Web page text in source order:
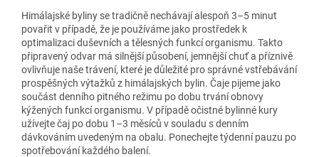
Himálajské byliny se tradičně nechávají alespoň 3–5 minut
povařit v případě, že je používáme jako prostředek k
optimalizaci duševních a tělesných funkcí organismu. Takto
připravený odvar má silnější působení, jemnější chuť a příznivě
ovlivňuje naše trávení, které je důležité pro správné vstřebávání
prospěšných výtažků z himálajských bylin. Čaje pijeme jako
součást denního pitného režimu po dobu trvání obnovy
kýžených funkcí organismu. V případě očistné bylinné kury
užívejte čaj po dobu 1–3 měsíců v souladu s denním
dávkováním uvedeným na obalu. Ponechejte týdenní pauzu po
spotřebování každého balení.